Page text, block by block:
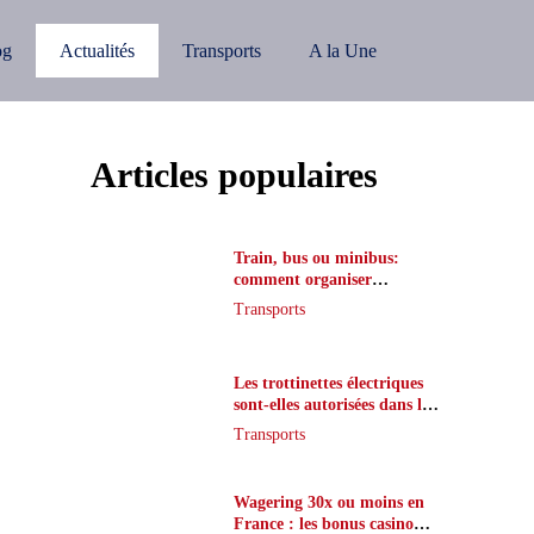
Actualités Transports A la Une
Articles populaires
Train, bus ou minibus:
comment organiser
l’itinéraire en France
Transports
Les trottinettes électriques
sont-elles autorisées dans le
métro ?
Transports
Wagering 30x ou moins en
France : les bonus casino